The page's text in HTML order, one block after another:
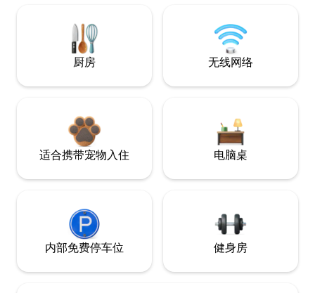
厨房 无线网络
适合携带宠物入住 电脑桌
内部免费停车位 健身房